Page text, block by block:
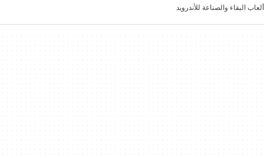
ألعاب البقاء والصناعة للأندرويد